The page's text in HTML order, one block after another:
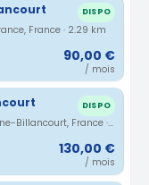
DISPO
France · 2.29 km
90,00 €
/ mois
DISPO
93 Rue Du Dôme, 92100 Boulogne-Billancourt, France · 2.3 km
130,00 €
/ mois